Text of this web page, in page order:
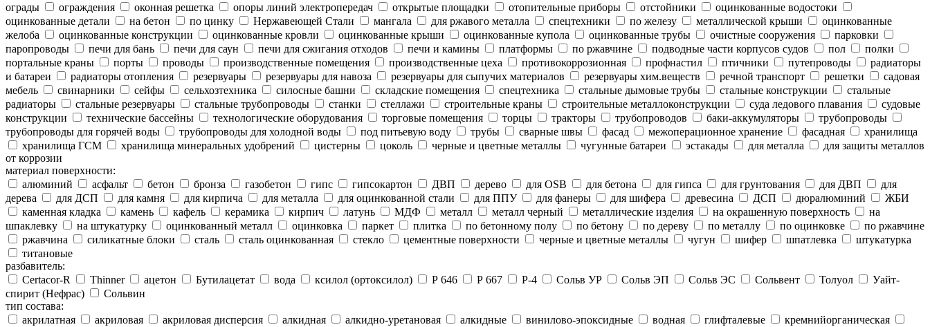
ограды
ограждения оконная решетка опоры линий электропередач открытые площадки отопительные приборы отстойники
оцинкованные водостоки
оцинкованные детали
на бетон по цинку Нержавеющей Стали мангала для ржавого металла спецтехники по железу металлической крыши
оцинкованные
желоба
оцинкованные конструкции оцинкованные кровли оцинкованные крыши оцинкованные купола оцинкованные трубы очистные сооружения
парковки
паропроводы
печи для бань печи для саун печи для сжигания отходов печи и камины платформы по ржавчине подводные части корпусов судов пол
полки
портальные краны
порты проводы производственные помещения производственные цеха противокоррозионная профнастил птичники путепроводы
радиаторы
и батареи
радиаторы отопления резервуары резервуары для навоза резервуары для сыпучих материалов резервуары хим.веществ речной транспорт решетки
садовая
мебель
свинарники сейфы сельхозтехника силосные башни складские помещения спецтехника стальные дымовые трубы стальные конструкции
стальные
радиаторы
стальные резервуары стальные трубопроводы станки стеллажи строительные краны строительные металлоконструкции суда ледового плавания
судовые
конструкции
технические бассейны технологические оборудования торговые помещения торцы тракторы трубопроводов баки-аккумуляторы
трубопроводы
трубопроводы для горячей воды
трубопроводы для холодной воды под питьевую воду трубы сварные швы фасад межоперационное хранение фасадная
хранилища
хранилища ГСМ
хранилища минеральных удобрений цистерны цоколь черные и цветные металлы чугунные батареи эстакады для металла
для защиты металлов
от коррозии
материал поверхности:
алюминий
асфальт бетон бронза газобетон гипс гипсокартон ДВП дерево для OSB для бетона для гипса для грунтования для ДВП
для
дерева
для ДСП для камня для кирпича для металла для оцинкованной стали для ППУ для фанеры для шифера древесина ДСП дюралюминий
ЖБИ
каменная кладка
камень кафель керамика кирпич латунь МДФ металл металл черный металлические изделия на окрашенную поверхность
на
шпаклевку
на штукатурку оцинкованный металл оцинковка паркет плитка по бетонному полу по бетону по дереву по металлу по оцинковке
по ржавчине
ржавчина
силикатные блоки сталь сталь оцинкованная стекло цементные поверхности черные и цветные металлы чугун шифер шпатлевка
штукатурка
титановые
разбавитель:
Certacor-R
Thinner ацетон Бутилацетат вода ксилол (ортоксилол) Р 646 Р 667 Р-4 Сольв УР Сольв ЭП Сольв ЭС Сольвент Толуол
Уайт-
спирит (Нефрас)
Сольвин
тип состава:
акрилатная
акриловая акриловая дисперсия алкидная алкидно-уретановая алкидные винилово-эпоксидные водная глифталевые
кремнийорганическая